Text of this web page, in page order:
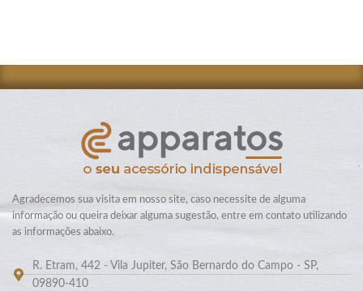
Agradecemos sua visita em nosso site, caso necessite de alguma
informação ou queira deixar alguma sugestão, entre em contato utilizando
as informações abaixo.
R. Etram, 442 - Vila Jupiter, São Bernardo do Campo - SP,
09890-410